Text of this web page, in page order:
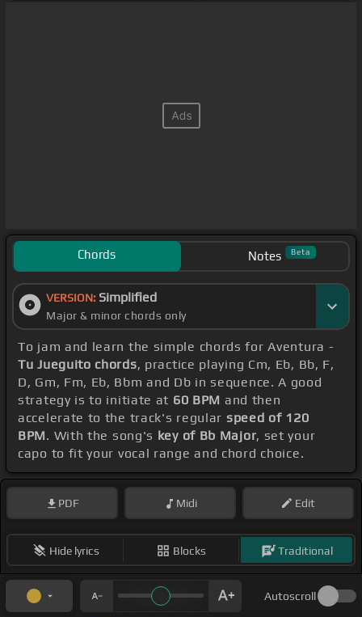
Chords Notes Beta
VERSION: Simplified
Major & minor chords only
To jam and learn the simple chords for Aventura -
Tu Jueguito chords, practice playing Cm, Eb, Bb, F,
D, Gm, Fm, Eb, Bbm and Db in sequence. A good
strategy is to initiate at 60 BPM and then
accelerate to the track's regular speed of 120
BPM. With the song's key of Bb Major, set your
capo to fit your vocal range and chord choice.
PDF Midi Edit
Hide lyrics Blocks Traditional
Autoscroll